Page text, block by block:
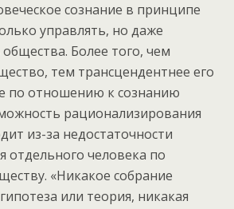
сознание в принципе
управлять, но даже
Более того, чем
тем трансцендентнее его
по отношению к сознанию
рационализирования
из-за недостаточности
отдельного человека по
«Никакое собрание
или теория, никакая